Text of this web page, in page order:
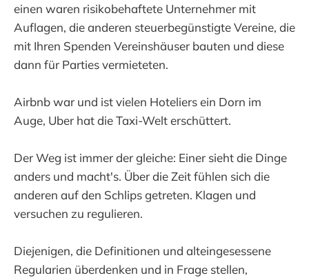
einen waren risikobehaftete Unternehmer mit
Auflagen, die anderen steuerbegünstigte Vereine, die
mit Ihren Spenden Vereinshäuser bauten und diese
dann für Parties vermieteten.
Airbnb war und ist vielen Hoteliers ein Dorn im
Auge, Uber hat die Taxi-Welt erschüttert.
Der Weg ist immer der gleiche: Einer sieht die Dinge
anders und macht's. Über die Zeit fühlen sich die
anderen auf den Schlips getreten. Klagen und
versuchen zu regulieren.
Diejenigen, die Definitionen und alteingesessene
Regularien überdenken und in Frage stellen,